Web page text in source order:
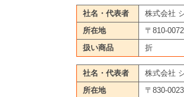
社名・代表者 株式会
所在地
〒810-
扱い商品
折
社名・代表者 株式会
所在地
〒830-